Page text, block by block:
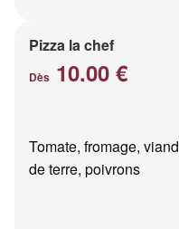
Pizza la chef
Dès 10.00 €
Tomate, fromage,
de terre, poivrons